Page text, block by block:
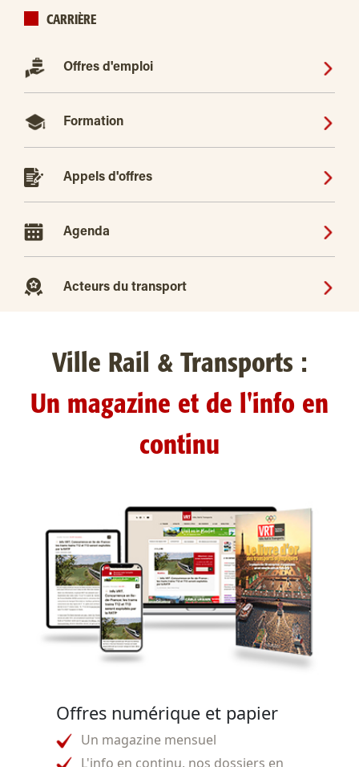
CARRIÈRE
Offres d'emploi
Formation
Appels d'offres
Agenda
Acteurs du transport
Ville Rail & Transports :
Un magazine et de l'info en
continu
Offres numérique et papier
Un magazine mensuel
L'info en continu, nos dossiers en